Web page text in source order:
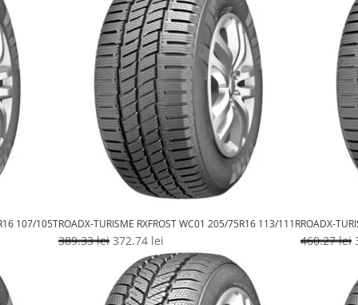
fost:
329.99 lei.
295.53 lei.
107/105TROADX-TURISME RXFROST WC01 205/75R16 113/111R
389.33lei Prețul
inițial
a
fost:
372.74 leiPrețul
curent
este:
372.74 lei.
ROADX-
460.27lei